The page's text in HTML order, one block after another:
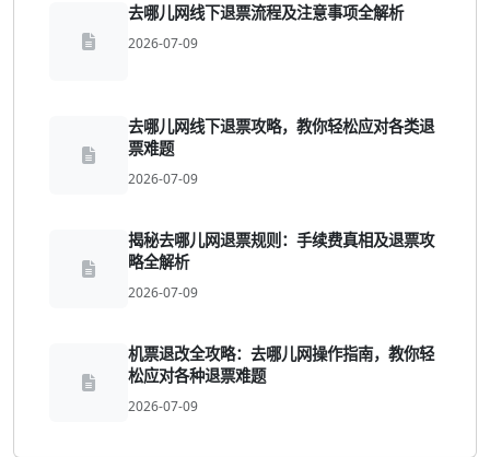
去哪儿网线下退票流程及注意事项全解析
2026-07-09
去哪儿网线下退票攻略，教你轻松应对各类退
票难题
2026-07-09
揭秘去哪儿网退票规则：手续费真相及退票攻
略全解析
2026-07-09
机票退改全攻略：去哪儿网操作指南，教你轻
松应对各种退票难题
2026-07-09